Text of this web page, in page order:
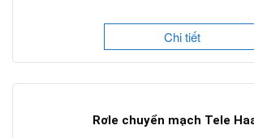
Chi tiết
Rơle chuyển mạch Tele